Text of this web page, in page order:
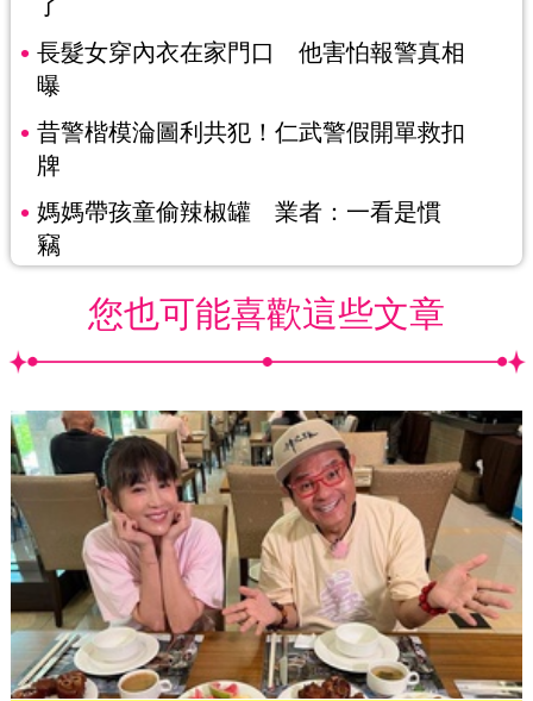
了
長髮女穿內衣在家門口 他害怕報警真相
曝
昔警楷模淪圖利共犯！仁武警假開單救扣
牌
媽媽帶孩童偷辣椒罐 業者：一看是慣
竊
您也可能喜歡這些文章